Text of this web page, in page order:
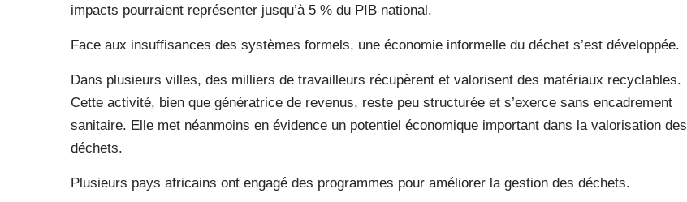
impacts pourraient représenter jusqu’à 5 % du PIB national.
Face aux insuffisances des systèmes formels, une économie informelle du déchet s’est développée.
Dans plusieurs villes, des milliers de travailleurs récupèrent et valorisent des matériaux recyclables.
Cette activité, bien que génératrice de revenus, reste peu structurée et s’exerce sans encadrement
sanitaire. Elle met néanmoins en évidence un potentiel économique important dans la valorisation des
déchets.
Plusieurs pays africains ont engagé des programmes pour améliorer la gestion des déchets.